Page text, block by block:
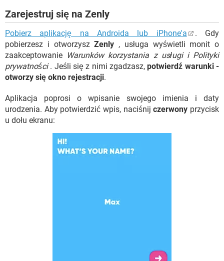
Zarejestruj się na Zenly
Pobierz aplikację na Androida lub iPhone'a
. Gdy
pobierzesz i otworzyszZenly , usługa wyświetli monit o
zaakceptowanie Warunków korzystania z usługi i Polityki
prywatności. Jeśli się z nimi zgadzasz,potwierdź warunki -
otworzy się okno rejestracji.
Aplikacja poprosi o wpisanie swojego imienia i daty
urodzenia. Aby potwierdzić wpis, naciśnijczerwony przycisk
u dołu ekranu: